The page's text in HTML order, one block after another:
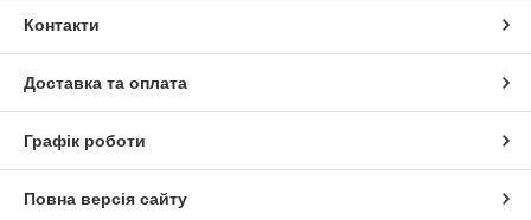
Контакти
Доставка та оплата
Графік роботи
Повна версія сайту